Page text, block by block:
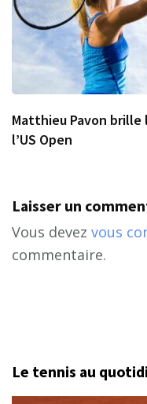
Matthieu Pavon brille
l’US Open
Laisser un
Vous devez vous
commentaire.
Le tennis au